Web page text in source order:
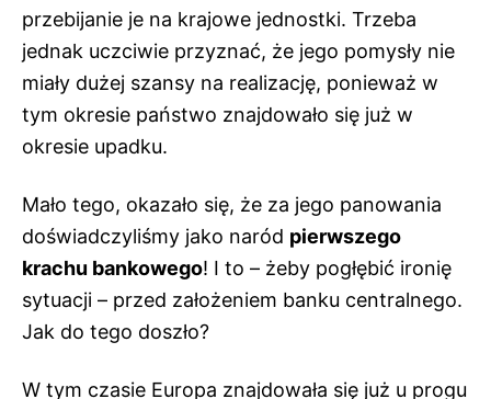
przebijanie je na krajowe jednostki. Trzeba
jednak uczciwie przyznać, że jego pomysły nie
miały dużej szansy na realizację, ponieważ w
tym okresie państwo znajdowało się już w
okresie upadku.
Mało tego, okazało się, że za jego panowania
doświadczyliśmy jako naród pierwszego
krachu bankowego! I to – żeby pogłębić ironię
sytuacji – przed założeniem banku centralnego.
Jak do tego doszło?
W tym czasie Europa znajdowała się już u progu